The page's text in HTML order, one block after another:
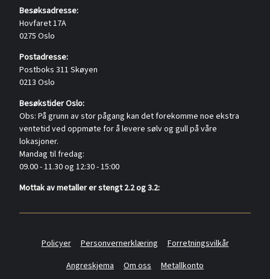
Besøksadresse:
Hovfaret 17A
0275 Oslo
Postadresse:
Postboks 311 Skøyen
0213 Oslo
Besøkstider Oslo:
Obs: På grunn av stor pågang kan det forekomme noe ekstra
ventetid ved oppmøte for å levere sølv og gull på våre
lokasjoner.
Mandag til fredag:
09.00 - 11.30 og 12:30 - 15:00
Mottak av metaller er stengt 2.2 og 3.2:
Policyer Personvernerklæring
Forretningsvilkår
Angreskjema
Om oss Metallkonto